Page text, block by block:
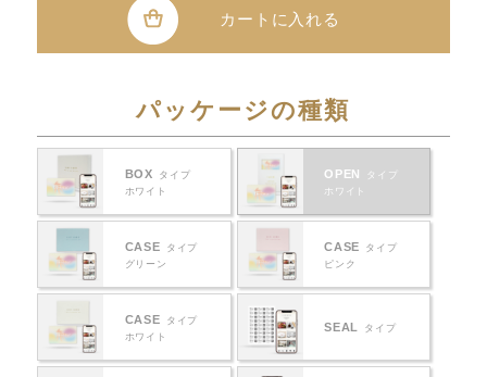
カートに入れる
パッケージの種類
BOX
タイプ
ホワイト
OPEN
タイプ
ホワイト
CASE
タイプ
グリーン
CASE
タイプ
ピンク
CASE
タイプ
ホワイト
SEAL タイプ